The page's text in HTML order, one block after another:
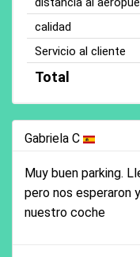
calidad
Servicio al cliente
Total
Gabriela C
Muy buen parking.
pero nos esperaron
nuestro coche